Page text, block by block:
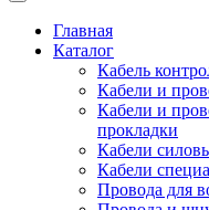
Главная
Каталог
Кабель
Кабели и
Кабели и
прокладки
Кабели
Кабели
Провода для